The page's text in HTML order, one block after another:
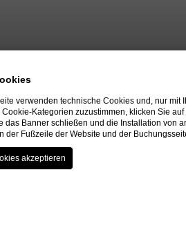
verwenden technische Cookies und, nur
Kategorien zuzustimmen, klicken Sie
das Banner schließen und die Installation
der Fußzeile der Website und der